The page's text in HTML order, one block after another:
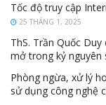
Tốc độ truy cập
25 THÁNG 1, 2025
ThS. Trần Quốc
mở trong kỷ nguyên
Phòng ngừa, xử lý
sử dụng công nghệ